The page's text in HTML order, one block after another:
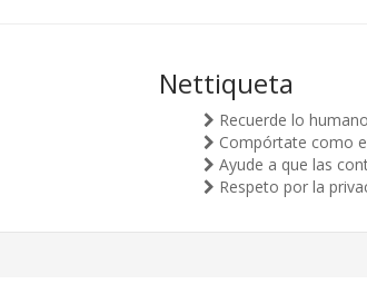
Nettiqueta
Recuerde lo
Compórtate como
Ayude a que las
Respeto por la